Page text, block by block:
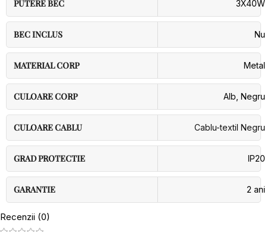
PUTERE BEC 3X40W
BEC INCLUS Nu
MATERIAL CORP Metal
CULOARE CORP Alb Negru
CULOARE CABLU Cablu-textil Negru
GRAD PROTECTIE IP20
GARANTIE 2 ani
Recenzii (0)